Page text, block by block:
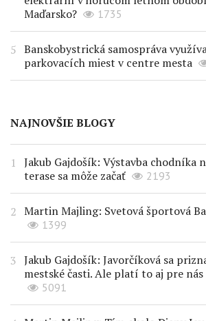
Maďarsko?
1735
Banskobystrická samospráva
parkovacích miest v centre mesta
NAJNOVŠIE BLOGY
Jakub Gajdošík: Výstavba chodníka
terase sa môže začať
2193
Martin Majling: Svetová športová
1399
Jakub Gajdošík: Javorčíková sa
mestské časti. Ale platí to aj pre
5091